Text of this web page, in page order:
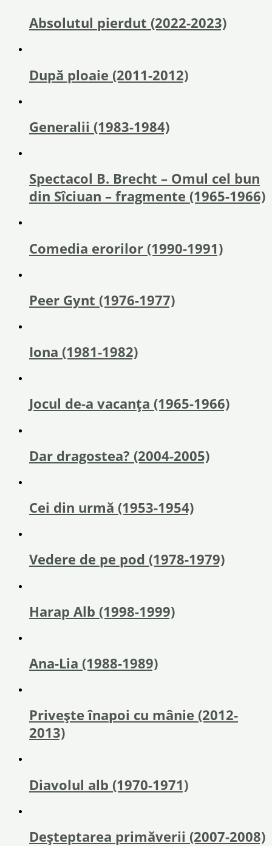
Absolutul pierdut (2022-2023)
După ploaie (2011-2012)
Generalii (1983-1984)
Spectacol B. Brecht – Omul cel bun
din Sîciuan – fragmente (1965-1966)
Comedia erorilor (1990-1991)
Peer Gynt (1976-1977)
Iona (1981-1982)
Jocul de-a vacanța (1965-1966)
Dar dragostea? (2004-2005)
Cei din urmă (1953-1954)
Vedere de pe pod (1978-1979)
Harap Alb (1998-1999)
Ana-Lia (1988-1989)
Privește înapoi cu mânie (2012-
2013)
Diavolul alb (1970-1971)
Deșteptarea primăverii (2007-2008)